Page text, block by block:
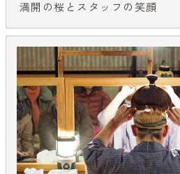
満開の桜とスタッフの笑顔